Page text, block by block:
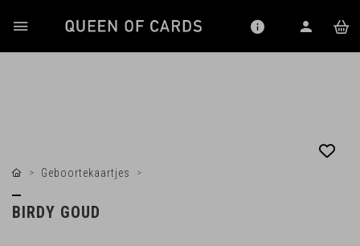
Geboortekaartjes
BIRDY GOUD